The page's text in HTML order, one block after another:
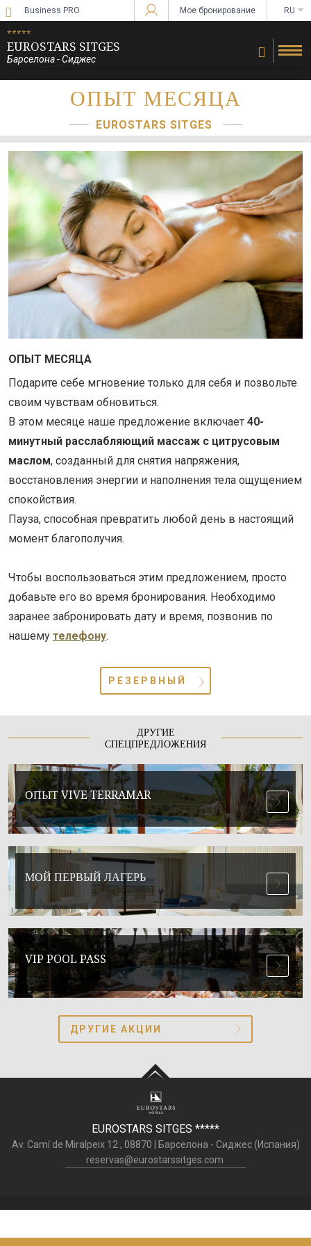
Business PRO
Войти в Star Traveler или Corporate
Мое бронирование RU
*****
EUROSTARS SITGES
Барселона - Сиджес
ОПЫТ МЕСЯЦА
EUROSTARS SITGES
ОПЫТ МЕСЯЦА
Подарите себе мгновение только для себя и позвольте
своим чувствам обновиться.
В этом месяце наше предложение включает 40-
минутный расслабляющий массаж с цитрусовым
маслом, созданный для снятия напряжения,
восстановления энергии и наполнения тела ощущением
спокойствия.
Пауза, способная превратить любой день в настоящий
момент благополучия.
Чтобы воспользоваться этим предложением, просто
добавьте его во время бронирования. Необходимо
заранее забронировать дату и время, позвонив по
нашему телефону.
РЕЗЕРВНЫЙ
ДРУГИЕ
СПЕЦПРЕДЛОЖЕНИЯ
ОПЫТ VIVE TERRAMAR
МОЙ ПЕРВЫЙ ЛАГЕРЬ
VIP POOL PASS
ДРУГИЕ АКЦИИ
EUROSTARS SITGES *****
Av. Camí de Miralpeix 12 , 08870 Барселона - Сиджес (Испания)
reservas@eurostarssitges.com